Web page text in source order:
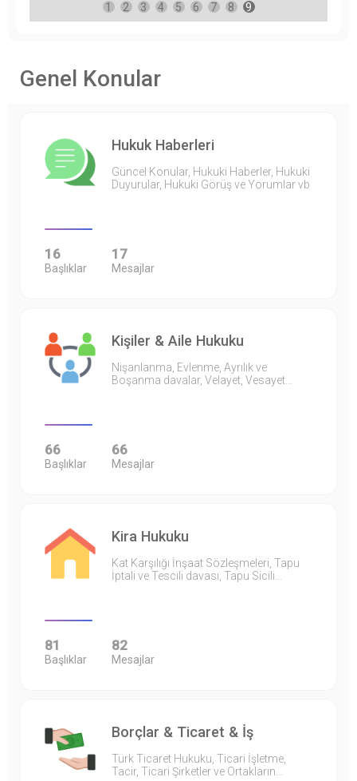
1 2 3 4 5 6 7 8 9
Genel Konular
Hukuk Haberleri
Güncel Konular, Hukuki Haberler, Hukuki
Duyurular, Hukuki Görüş ve Yorumlar vb
16
Başlıklar
17
Mesajlar
Kişiler & Aile Hukuku
Nişanlanma, Evlenme, Ayrılık ve
Boşanma davalar, Velayet, Vesayet…
66
Başlıklar
66
Mesajlar
Kira Hukuku
Kat Karşılığı İnşaat Sözleşmeleri, Tapu
İptali ve Tescili davası, Tapu Sicili…
81
Başlıklar
82
Mesajlar
Borçlar & Ticaret & İş
Türk Ticaret Hukuku, Ticari İşletme,
Tacir, Ticari Şirketler ve Ortakların…